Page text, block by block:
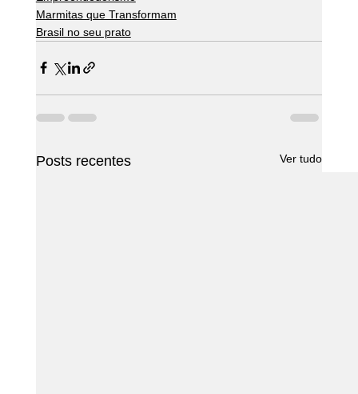
Marmitas que Transformam
Brasil no seu prato
Posts recentes Ver tudo